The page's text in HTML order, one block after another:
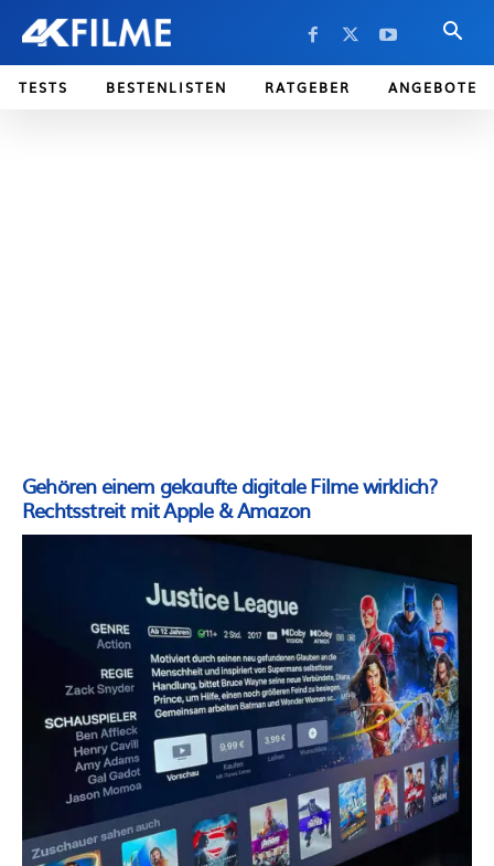
TESTS BESTENLISTEN RATGEBER ANGEBOTE
Gehören einem gekaufte digitale Filme wirklich?
Rechtsstreit mit Apple & Amazon